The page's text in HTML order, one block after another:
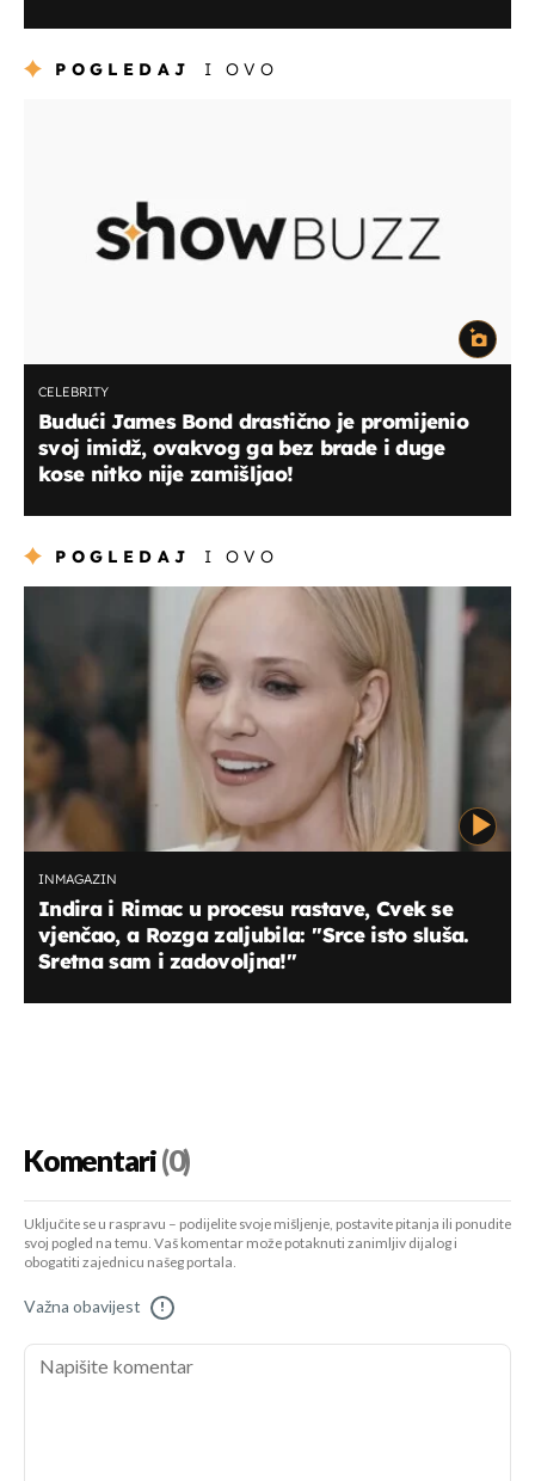
POGLEDAJ I OVO
CELEBRITY
Budući James Bond drastično je promijenio
svoj imidž, ovakvog ga bez brade i duge
kose nitko nije zamišljao!
POGLEDAJ I OVO
INMAGAZIN
Indira i Rimac u procesu rastave, Cvek se
vjenčao, a Rozga zaljubila: ''Srce isto sluša.
Sretna sam i zadovoljna!''
Komentari(0)
Uključite se u raspravu – podijelite svoje mišljenje, postavite pitanja ili ponudite
svoj pogled na temu. Vaš komentar može potaknuti zanimljiv dijalog i
obogatiti zajednicu našeg portala.
Važna obavijest !